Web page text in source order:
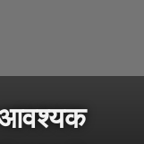
आवश्यक